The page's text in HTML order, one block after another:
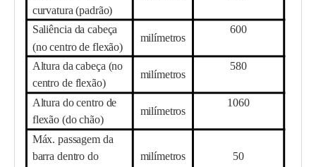
curvatura (padrão)
Saliência da cabeça
(no centro de flexão)
milímetros
600
Altura da cabeça (no
centro de flexão)
milímetros
580
Altura do centro de
flexão (do chão)
milímetros
1060
Máx. passagem da
barra dentro do
milímetros 50